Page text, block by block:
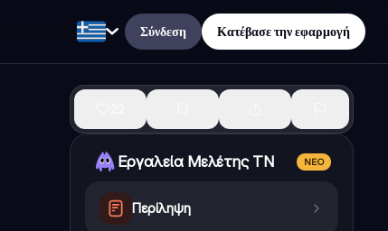
Σύνδεση Κατέβασε την εφαρμογή
Εργαλεία Μελέτης ΤΝ ΝΈΟ
Περίληψη